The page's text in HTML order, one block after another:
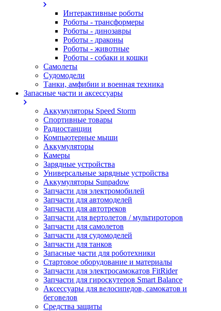
Интерактивные роботы
Роботы - трансформеры
Роботы - динозавры
Роботы - драконы
Роботы - животные
Роботы - собаки и кошки
Самолеты
Судомодели
Танки, амфибии и военная техника
Запасные части и аксессуары
Аккумуляторы Speed Storm
Спортивные товары
Радиостанции
Компьютерные мыши
Аккумуляторы
Камеры
Зарядные устройства
Универсальные зарядные устройства
Аккумуляторы Sunpadow
Запчасти для электромобилей
Запчасти для автомоделей
Запчасти для автотреков
Запчасти для вертолетов / мультироторов
Запчасти для самолетов
Запчасти для судомоделей
Запчасти для танков
Запасные части для роботехники
Стартовое оборудование и материалы
Запчасти для электросамокатов FitRider
Запчасти для гироскутеров Smart Balance
Аксессуары для велосипедов, самокатов и
беговелов
Средства защиты